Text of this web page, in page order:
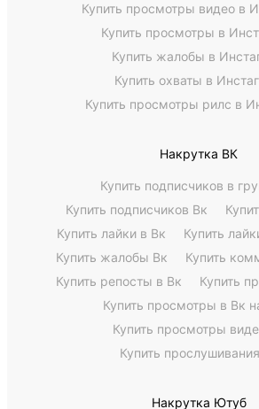
Купить просмотры видео в
Купить просмотры в
Купить жалобы в
Купить охваты в
Купить просмотры рилс в
Накрутка ВК
Купить подписчиков в
Купить подписчиков Вк
Купить лайки в Вк
Купить
Купить жалобы Вк
Купить
Купить репосты в Вк
Купить
Купить просмотры в Вк
Купить просмотры
Купить
Накрутка Ютуб